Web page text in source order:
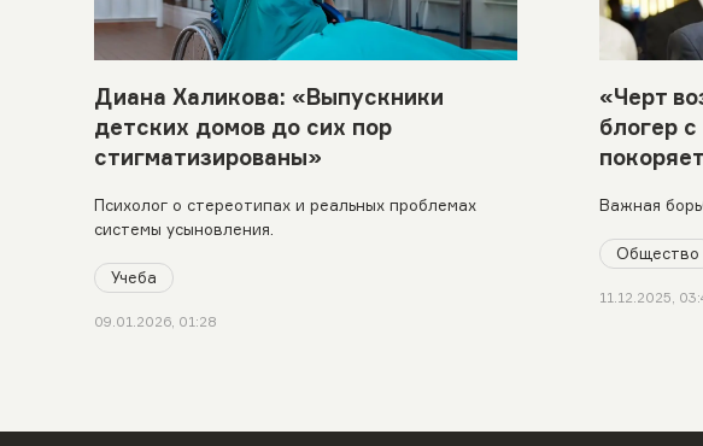
Диана Халикова: «Выпускники
детских домов до сих пор
стигматизированы»
Психолог о стереотипах и реальных проблемах
системы усыновления.
Учеба
09.01.2026, 01:28
«Черт
блогер
Важная
Общество
11.12.2025,